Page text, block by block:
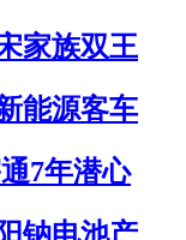
家族双王
能源客车
7年潜心
钠电池产